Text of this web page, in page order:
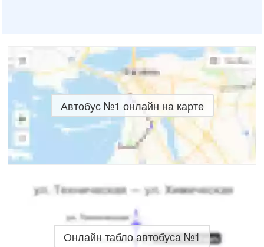
Автобус №1 онлайн на карте
Онлайн табло автобуса №1